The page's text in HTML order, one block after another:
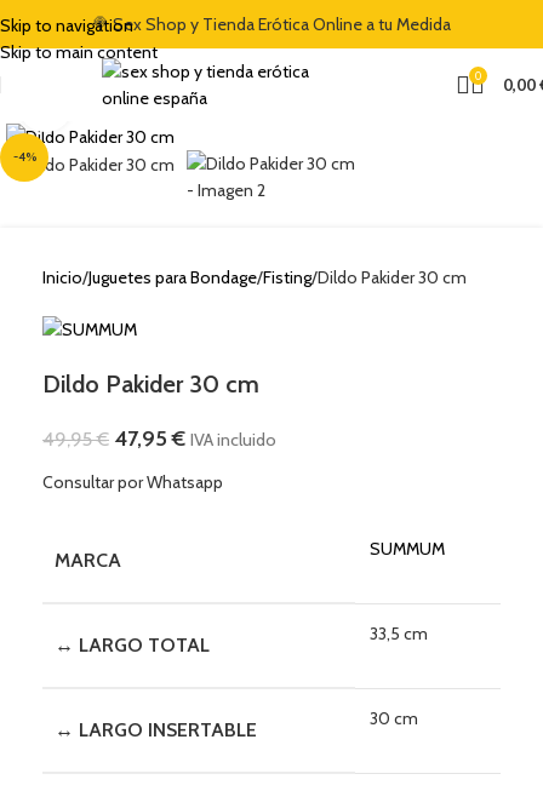
Skip to navigation
Skip to main content
🍭 Sex Shop y Tienda Erótica Online a tu Medida
0 0,00
-4%
Clic para ampliar
Inicio Juguetes para Bondage Fisting Dildo Pakider 30 cm
Dildo Pakider 30 cm
49,95€ 47,95€ IVA incluido
Consultar por Whatsapp
MARCA SUMMUM
↔ LARGO TOTAL 33,5 cm
↔ LARGO INSERTABLE 30 cm